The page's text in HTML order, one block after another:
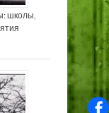
школы,